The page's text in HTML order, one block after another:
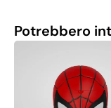
Potrebbero